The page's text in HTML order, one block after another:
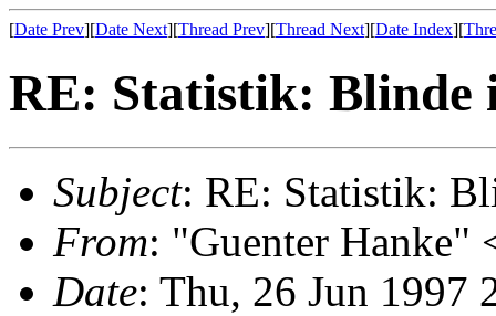
[Date Prev][Date Next][Thread Prev][Thread Next][Date Index][
RE: Statistik: Blinde
Subject: RE: Statistik:
From: "Guenter Hanke"
Date: Thu, 26 Jun 1997